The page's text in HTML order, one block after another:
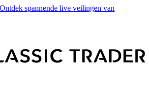
Ontdek spannende live veilingen van